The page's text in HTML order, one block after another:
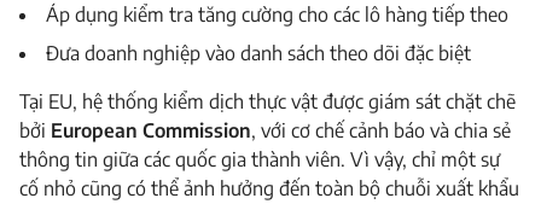
Áp dụng kiểm tra tăng cường cho các lô hàng tiếp theo
Đưa doanh nghiệp vào danh sách theo dõi đặc biệt
Tại EU, hệ thống kiểm dịch thực vật được giám sát chặt chẽ
bởi European Commission, với cơ chế cảnh báo và chia sẻ
thông tin giữa các quốc gia thành viên. Vì vậy, chỉ một sự
cố nhỏ cũng có thể ảnh hưởng đến toàn bộ chuỗi xuất khẩu